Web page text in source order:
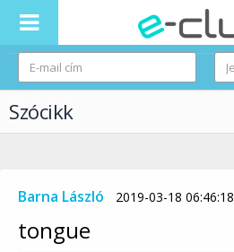
Szócikk
Barna László 2019-03-18 06:46:18
tongue